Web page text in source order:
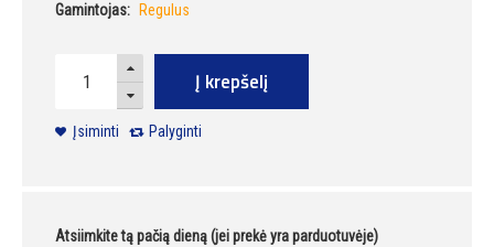
Gamintojas:
Regulus
Į krepšelį
Įsiminti Palyginti
Atsiimkite tą pačią dieną (jei prekė yra parduotuvėje)